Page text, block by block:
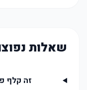
שאלות
זה קלף